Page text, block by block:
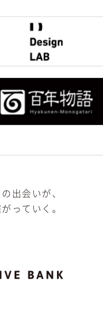
出会いが、
っていく。